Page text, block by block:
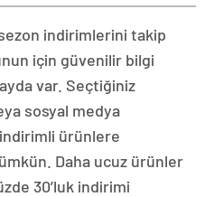
indirimlerini takip
için güvenilir bilgi
var. Seçtiğiniz
sosyal medya
ürünlere
Daha ucuz ürünler
30’luk indirimi